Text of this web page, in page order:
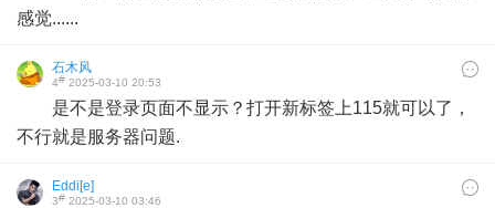
感觉......
石木风
4# 2025-03-10 20:53
是不是登录页面不显示？打开新标签上115就可以了，
不行就是服务器问题.
Eddi[e]
3# 2025-03-10 03:46